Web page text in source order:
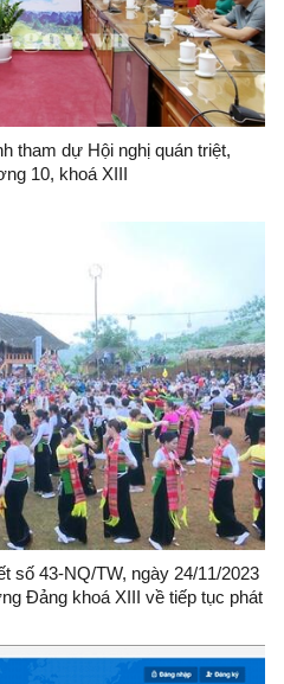
tham dự Hội nghị quán triệt,
10, khoá XIII
số 43-NQ/TW, ngày 24/11/2023
Đảng khoá XIII về tiếp tục phát
vinh, hạnh phúc